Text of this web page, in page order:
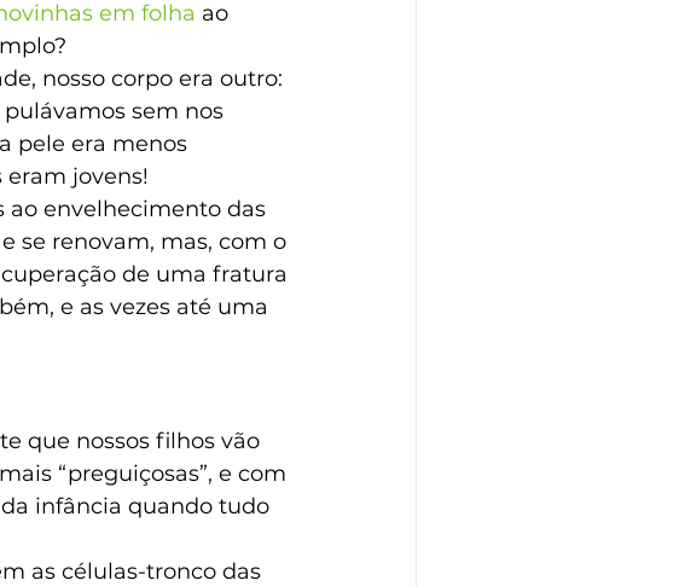
em folha ao
nosso corpo era outro:
sem nos
pele era menos
eram jovens!
ao envelhecimento das
se renovam, mas, com o
de uma fratura
e as vezes até uma
que nossos filhos vão
“preguiçosas”, e com
infância quando tudo
as células-tronco das